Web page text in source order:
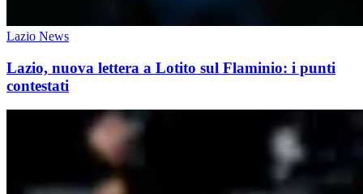
Lazio News
Lazio, nuova lettera a Lotito sul Flaminio: i punti
contestati